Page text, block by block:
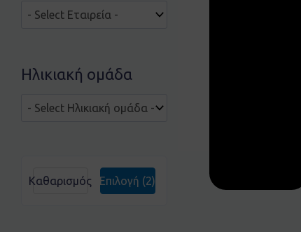
Ηλικιακή ομάδα
Επιλογή (2)
Καθαρισμός